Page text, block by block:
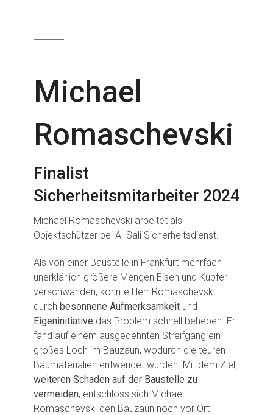
Michael
Romaschevski
Finalist
Sicherheitsmitarbeiter 2024
Michael Romaschevski arbeitet als
Objektschützer bei Al-Sali Sicherheitsdienst.
Als von einer Baustelle in Frankfurt mehrfach
unerklärlich größere Mengen Eisen und Kupfer
verschwanden, konnte Herr Romaschevski
durch besonnene Aufmerksamkeit und
Eigeninitiative das Problem schnell beheben. Er
fand auf einem ausgedehnten Streifgang ein
großes Loch im Bauzaun, wodurch die teuren
Baumaterialien entwendet wurden. Mit dem Ziel,
weiteren Schaden auf der Baustelle zu
vermeiden, entschloss sich Michael
Romaschevski den Bauzaun noch vor Ort